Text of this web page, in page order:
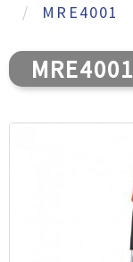
MRE4001
MRE4001